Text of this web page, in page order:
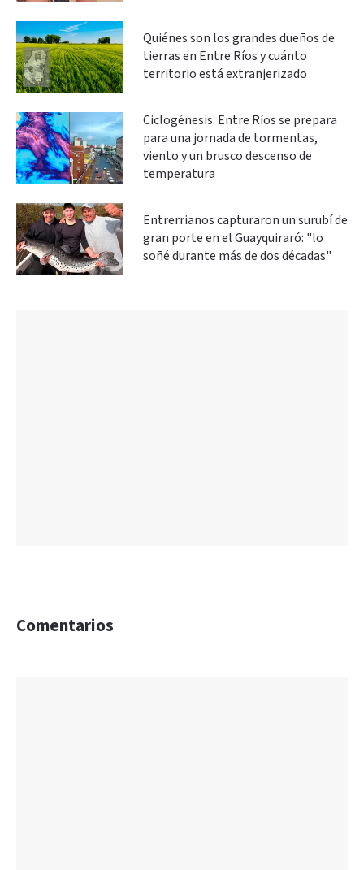
Quiénes son los grandes dueños de
tierras en Entre Ríos y cuánto
territorio está extranjerizado
Ciclogénesis: Entre Ríos se prepara
para una jornada de tormentas,
viento y un brusco descenso de
temperatura
Entrerrianos capturaron un surubí de
gran porte en el Guayquiraró: "lo
soñé durante más de dos décadas"
Comentarios